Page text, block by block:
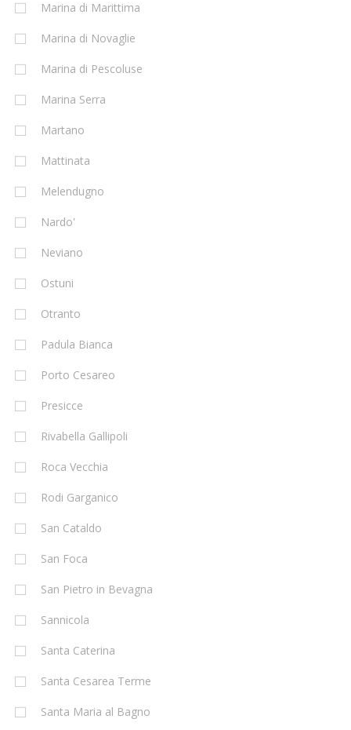
Marina di Marittima
Marina di Novaglie
Marina di Pescoluse
Marina Serra
Martano
Mattinata
Melendugno
Nardo'
Neviano
Ostuni
Otranto
Padula Bianca
Porto Cesareo
Presicce
Rivabella Gallipoli
Roca Vecchia
Rodi Garganico
San Cataldo
San Foca
San Pietro in Bevagna
Sannicola
Santa Caterina
Santa Cesarea Terme
Santa Maria al Bagno